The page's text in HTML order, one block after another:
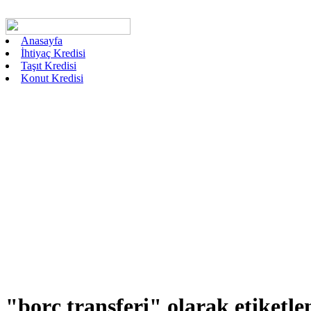
Anasayfa
İhtiyaç Kredisi
Taşıt Kredisi
Konut Kredisi